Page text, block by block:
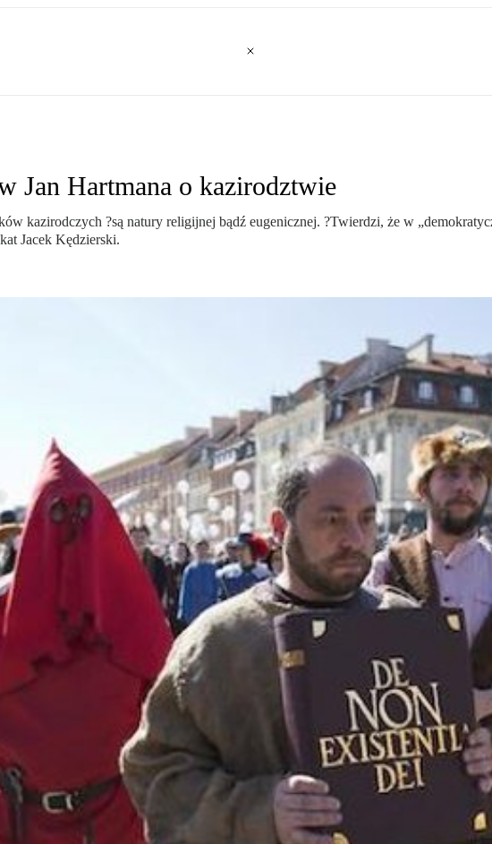
Jan Hartmana o kazirodztwie
kazirodczych ?są natury religijnej bądź eugenicznej. ?Twierdzi, że w
Jacek Kędzierski.